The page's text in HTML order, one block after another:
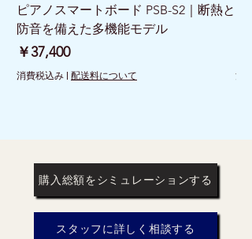
ピアノスマートボード PSB-S2｜断熱と
防音を備えた多機能モデル
価格
￥37,400
消費税込み | 配送料について 消
購入総額をシミュレーションする
スタッフに詳しく相談する